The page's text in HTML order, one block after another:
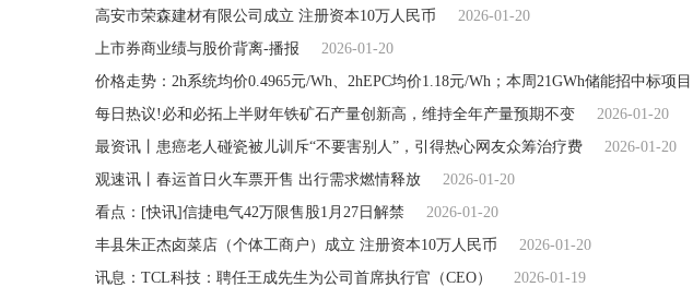
高安市荣森建材有限公司成立 注册资本10万人民币
2026-01-20
上市券商业绩与股价背离-播报
2026-01-20
每日热议!必和必拓上半财年铁矿石产量创新高，维持全年产量预期不变
2026-01-20
最资讯丨患癌老人碰瓷被儿训斥“不要害别人”，引得热心网友众筹治疗费
2026-01-20
观速讯丨春运首日火车票开售 出行需求燃情释放
2026-01-20
看点：[快讯]信捷电气42万限售股1月27日解禁
2026-01-20
丰县朱正杰卤菜店（个体工商户）成立 注册资本10万人民币
2026-01-20
讯息：TCL科技：聘任王成先生为公司首席执行官（CEO）
2026-01-19